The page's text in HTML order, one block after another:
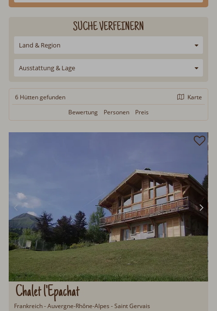
SUCHE VERFEINERN
Land & Region
Ausstattung & Lage
6 Hüttengefunden
Karte
Bewertung
Personen Preis
Chalet l'Epachat
Frankreich - Auvergne-Rhône-Alpes - Saint Gervais